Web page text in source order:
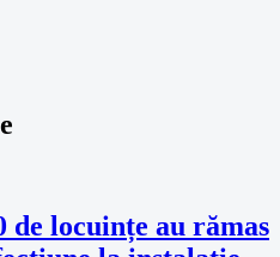
de locuințe au rămas